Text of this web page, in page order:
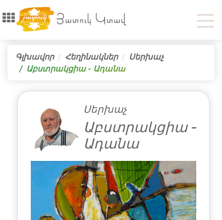
Գլխավոր Հեղինակներ
Սերխաչ
Աբստրակցիա - Ադանա
Սերխաչ
Աբստրակցիա -
Ադանա